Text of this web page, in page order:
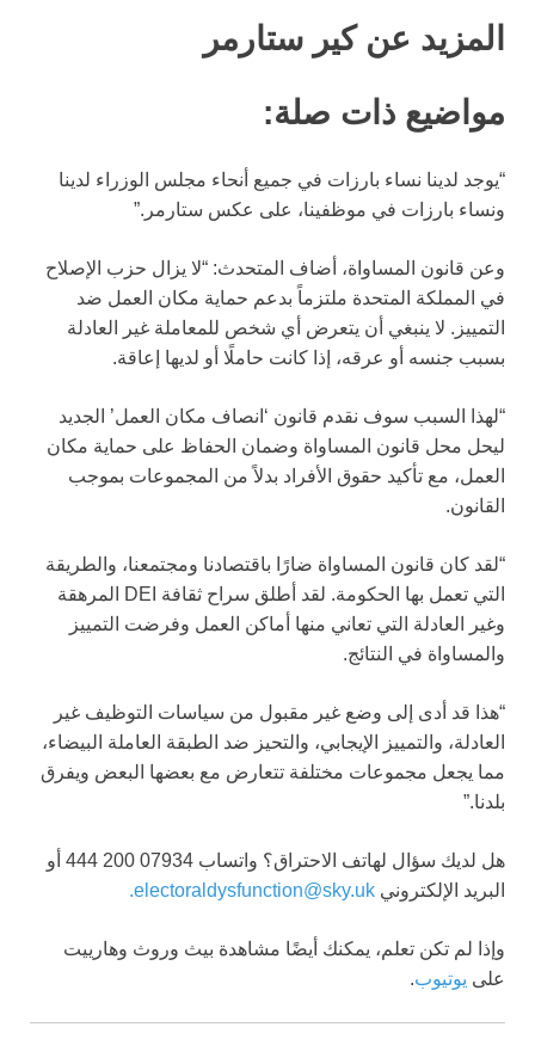
المزيد عن كير ستارمر
مواضيع ذات صلة:
“يوجد لدينا نساء بارزات في جميع أنحاء مجلس الوزراء لدينا
ونساء بارزات في موظفينا، على عكس ستارمر.”
وعن قانون المساواة، أضاف المتحدث: “لا يزال حزب الإصلاح
في المملكة المتحدة ملتزماً بدعم حماية مكان العمل ضد
التمييز. لا ينبغي أن يتعرض أي شخص للمعاملة غير العادلة
بسبب جنسه أو عرقه، إذا كانت حاملًا أو لديها إعاقة.
“لهذا السبب سوف نقدم قانون ‘انصاف مكان العمل’ الجديد
ليحل محل قانون المساواة وضمان الحفاظ على حماية مكان
العمل، مع تأكيد حقوق الأفراد بدلاً من المجموعات بموجب
القانون.
“لقد كان قانون المساواة ضارًا باقتصادنا ومجتمعنا، والطريقة
التي تعمل بها الحكومة. لقد أطلق سراح ثقافة DEI المرهقة
وغير العادلة التي تعاني منها أماكن العمل وفرضت التمييز
والمساواة في النتائج.
“هذا قد أدى إلى وضع غير مقبول من سياسات التوظيف غير
العادلة، والتمييز الإيجابي، والتحيز ضد الطبقة العاملة البيضاء،
مما يجعل مجموعات مختلفة تتعارض مع بعضها البعض ويفرق
بلدنا.”
هل لديك سؤال لهاتف الاحتراق؟ واتساب 07934 200 444 أو
البريد الإلكتروني electoraldysfunction@sky.uk
.
وإذا لم تكن تعلم، يمكنك أيضًا مشاهدة بيث وروث وهارييت
على يوتيوب.